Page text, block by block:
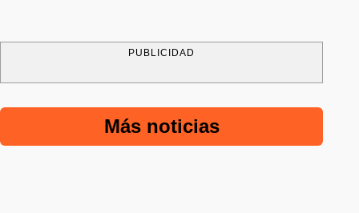
PUBLICIDAD
Más noticias